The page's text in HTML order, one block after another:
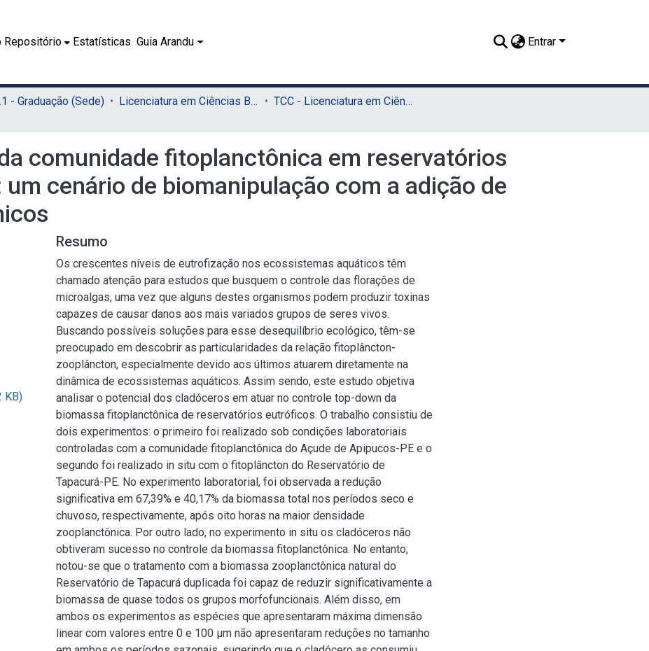
Repositório Estatísticas Guia Arandu Entrar
- Graduação (Sede) Licenciatura em Ciências Biológicas (Sede)
TCC - Licenciatura em Ciências Biológicas (Sede)
comunidade fitoplanctônica em reservatórios
cenário de biomanipulação com a adição de
KB)
Resumo
Os crescentes níveis de eutrofização nos ecossistemas aquáticos têm
chamado atenção para estudos que busquem o controle das florações de
microalgas, uma vez que alguns destes organismos podem produzir toxinas
capazes de causar danos aos mais variados grupos de seres vivos.
Buscando possíveis soluções para esse desequilíbrio ecológico, têm-se
preocupado em descobrir as particularidades da relação fitoplâncton-
zooplâncton, especialmente devido aos últimos atuarem diretamente na
dinâmica de ecossistemas aquáticos. Assim sendo, este estudo objetiva
analisar o potencial dos cladóceros em atuar no controle top-down da
biomassa fitoplanctônica de reservatórios eutróficos. O trabalho consistiu de
dois experimentos: o primeiro foi realizado sob condições laboratoriais
controladas com a comunidade fitoplanctônica do Açude de Apipucos-PE e o
segundo foi realizado in situ com o fitoplâncton do Reservatório de
Tapacurá-PE. No experimento laboratorial, foi observada a redução
significativa em 67,39% e 40,17% da biomassa total nos períodos seco e
chuvoso, respectivamente, após oito horas na maior densidade
zooplanctônica. Por outro lado, no experimento in situ os cladóceros não
obtiveram sucesso no controle da biomassa fitoplanctônica. No entanto,
notou-se que o tratamento com a biomassa zooplanctônica natural do
Reservatório de Tapacurá duplicada foi capaz de reduzir significativamente a
biomassa de quase todos os grupos morfofuncionais. Além disso, em
ambos os experimentos as espécies que apresentaram máxima dimensão
linear com valores entre 0 e 100 μm não apresentaram reduções no tamanho